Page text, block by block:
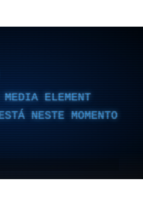
ELEMENT
NESTE MOMENTO